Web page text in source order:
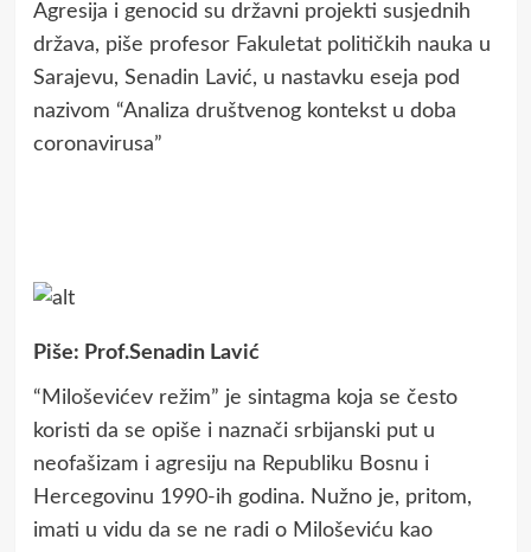
Agresija i genocid su državni projekti susjednih
država, piše profesor Fakuletat političkih nauka u
Sarajevu, Senadin Lavić, u nastavku eseja pod
nazivom “Analiza društvenog kontekst u doba
coronavirusa”
Piše: Prof.Senadin Lavić
“Miloševićev režim” je sintagma koja se često
koristi da se opiše i naznači srbijanski put u
neofašizam i agresiju na Republiku Bosnu i
Hercegovinu 1990-ih godina. Nužno je, pritom,
imati u vidu da se ne radi o Miloševiću kao